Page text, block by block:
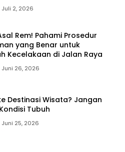
Juli 2, 2026
Rem! Pahami Prosedur
yang Benar untuk
Kecelakaan di Jalan Raya
Juni 26, 2026
Destinasi Wisata? Jangan
Tubuh
Juni 25, 2026